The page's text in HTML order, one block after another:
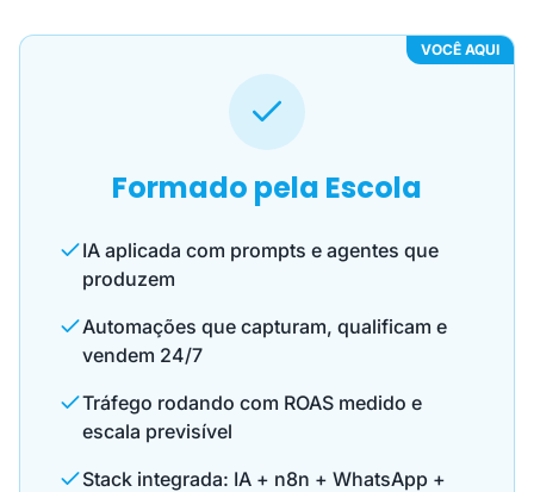
VOCÊ AQUI
Formado pela Escola
IA aplicada com prompts e agentes que
produzem
Automações que capturam, qualificam e
vendem 24/7
Tráfego rodando com ROAS medido e
escala previsível
Stack integrada: IA + n8n + WhatsApp +